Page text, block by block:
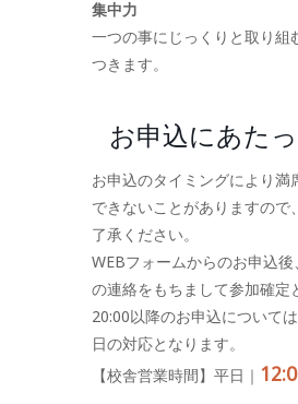
集中力
一つの事にじっくりと取り組
つきます。
お申込にあた
お申込のタイミングにより満
できないことがありますので
了承ください。
WEBフォームからのお申込後
の連絡をもちまして参加確定
20:00以降のお申込について
日の対応となります。
【校舎営業時間】平日｜